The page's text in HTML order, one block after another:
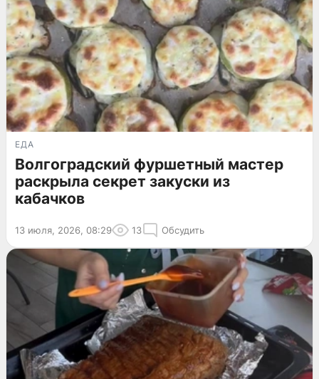
ЕДА
Волгоградский фуршетный мастер
раскрыла секрет закуски из
кабачков
13 июля, 2026, 08:29 13 Обсудить